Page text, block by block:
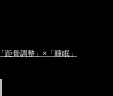
「距骨調整」×「睡眠」